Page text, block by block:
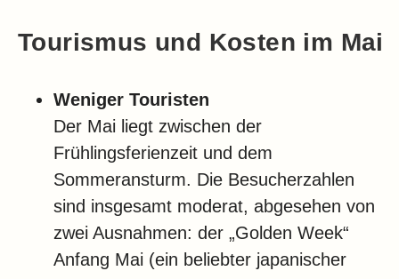
Tourismus und Kosten im Mai
Weniger Touristen
Der Mai liegt zwischen der
Frühlingsferienzeit und dem
Sommeransturm. Die Besucherzahlen
sind insgesamt moderat, abgesehen von
zwei Ausnahmen: der „Golden Week“
Anfang Mai (ein beliebter japanischer